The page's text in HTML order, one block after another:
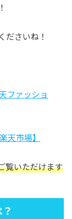
ださいね！
ファッショ
天市場】
覧いただけます